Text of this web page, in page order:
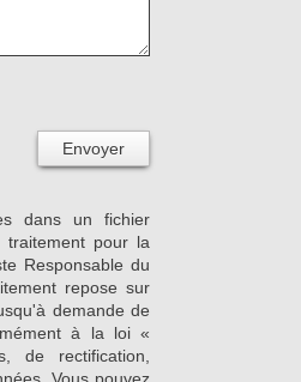
Envoyer
dans un fichier
traitement pour la
Responsable du
repose sur
demande de
à la loi «
de rectification,